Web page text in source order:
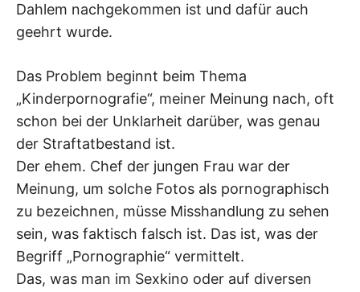
Dahlem nachgekommen ist und dafür auch
geehrt wurde.
Das Problem beginnt beim Thema
„Kinderpornografie“, meiner Meinung nach, oft
schon bei der Unklarheit darüber, was genau
der Straftatbestand ist.
Der ehem. Chef der jungen Frau war der
Meinung, um solche Fotos als pornographisch
zu bezeichnen, müsse Misshandlung zu sehen
sein, was faktisch falsch ist. Das ist, was der
Begriff „Pornographie“ vermittelt.
Das, was man im Sexkino oder auf diversen